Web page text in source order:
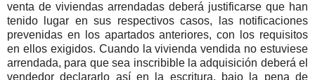
venta de viviendas arrendadas deberá justificarse que han
tenido lugar en sus respectivos casos, las notificaciones
prevenidas en los apartados anteriores, con los requisitos
en ellos exigidos. Cuando la vivienda vendida no estuviese
arrendada, para que sea inscribible la adquisición deberá el
vendedor declararlo así en la escritura, bajo la pena de